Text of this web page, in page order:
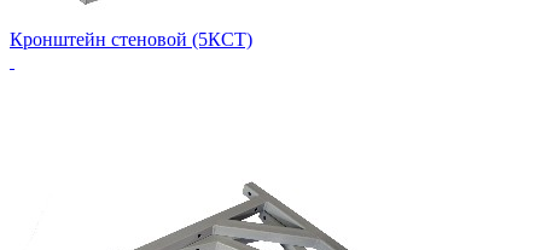
Кронштейн стеновой (5КСТ)